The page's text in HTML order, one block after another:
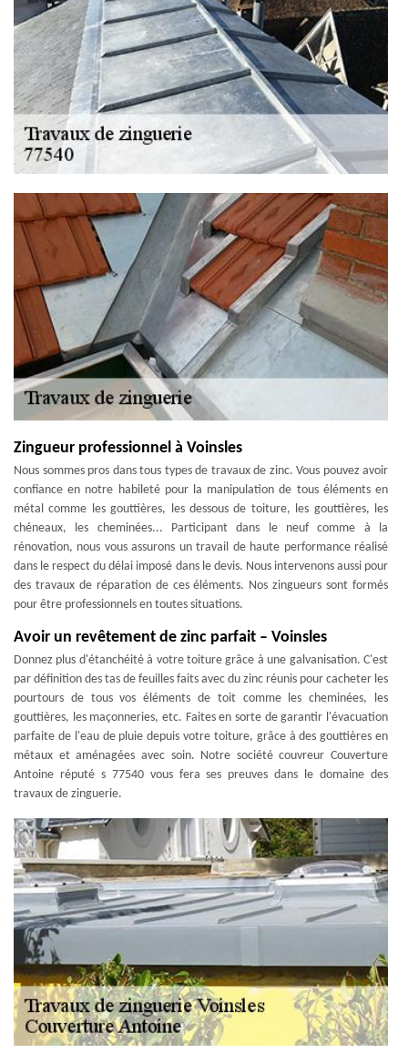
Zingueur professionnel à Voinsles
Nous sommes pros dans tous types de travaux de zinc. Vous pouvez avoir
confiance en notre habileté pour la manipulation de tous éléments en
métal comme les gouttières, les dessous de toiture, les gouttières, les
chéneaux, les cheminées... Participant dans le neuf comme à la
rénovation, nous vous assurons un travail de haute performance réalisé
dans le respect du délai imposé dans le devis. Nous intervenons aussi pour
des travaux de réparation de ces éléments. Nos zingueurs sont formés
pour être professionnels en toutes situations.
Avoir un revêtement de zinc parfait – Voinsles
Donnez plus d'étanchéité à votre toiture grâce à une galvanisation. C'est
par définition des tas de feuilles faits avec du zinc réunis pour cacheter les
pourtours de tous vos éléments de toit comme les cheminées, les
gouttières, les maçonneries, etc. Faites en sorte de garantir l'évacuation
parfaite de l'eau de pluie depuis votre toiture, grâce à des gouttières en
métaux et aménagées avec soin. Notre société couvreur Couverture
Antoine réputé s 77540 vous fera ses preuves dans le domaine des
travaux de zinguerie.